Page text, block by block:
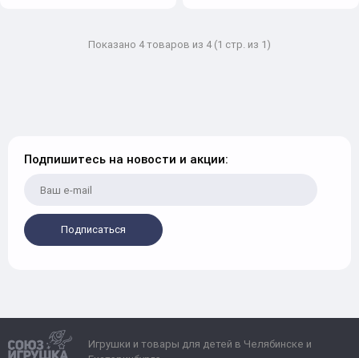
Показано 4 товаров из 4 (1 стр. из 1)
Подпишитесь на новости и акции:
Подписаться
Игрушки и товары для детей в Челябинске и